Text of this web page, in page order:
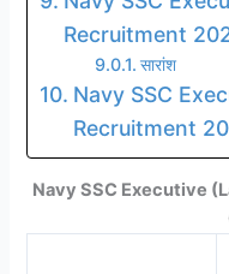
Recruitment
सारांश
Navy SSC
Recruitment
Navy SSC Executive